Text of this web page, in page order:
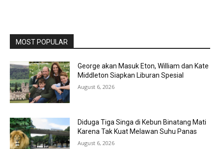
MOST POPULAR
George akan Masuk Eton, William dan Kate
Middleton Siapkan Liburan Spesial
August 6, 2026
Diduga Tiga Singa di Kebun Binatang Mati
Karena Tak Kuat Melawan Suhu Panas
August 6, 2026